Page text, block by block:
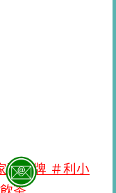
副品牌 ＃利小